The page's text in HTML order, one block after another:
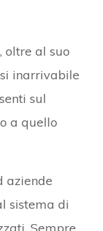
oltre al suo
inarrivabile
sul
a quello
aziende
sistema di
Sempre